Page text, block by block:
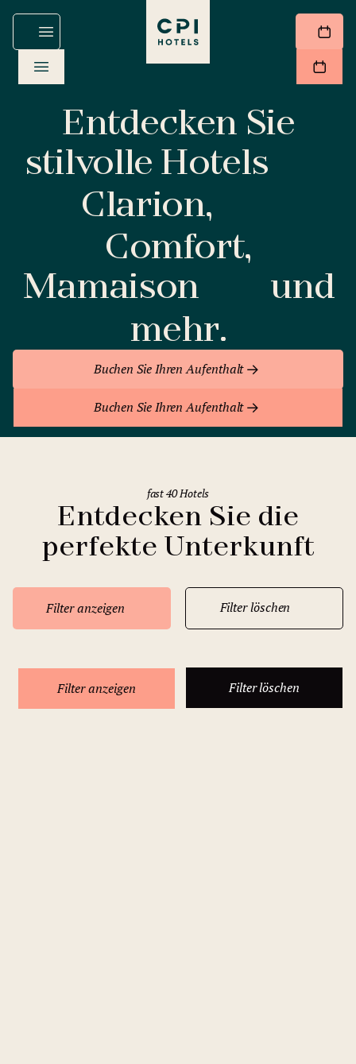
Entdecken Sie
stilvolle Hotels
Clarion,
Comfort,
Mamaison
und
mehr.
Buchen Sie Ihren Aufenthalt
Buchen Sie Ihren Aufenthalt
Entdecken Sie die
perfekte Unterkunft
fast 40 Hotels
Filter anzeigen
Filter anzeigen
Filter löschen
Filter löschen